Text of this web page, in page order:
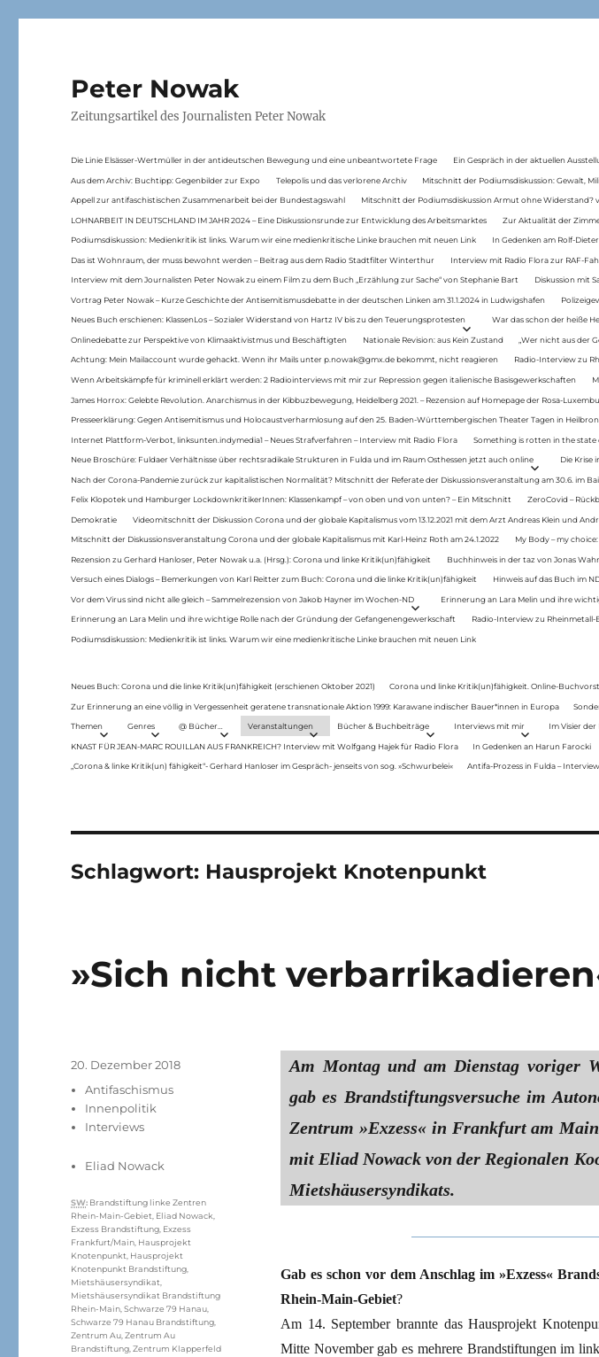
Peter Nowak
Zeitungsartikel des Journalisten Peter Nowak
Die Linie Elsässer-Wertmüller in der antideutschen Bewegung und eine unbeantwortete Frage Ein Gespräch in der aktuellen
Aus dem Archiv: Buchtipp: Gegenbilder zur Expo Telepolis und das verlorene Archiv Mitschnitt der Podiumsdiskussion: Gewalt,
Appell zur antifaschistischen Zusammenarbeit bei der Bundestagswahl Mitschnitt der Podiumsdiskussion Armut ohne Widerstand?
LOHNARBEIT IN DEUTSCHLAND IM JAHR 2024 – Eine Diskussionsrunde zur Entwicklung des Arbeitsmarktes Zur Aktualität der
Podiumsdiskussion: Medienkritik ist links. Warum wir eine medienkritische Linke brauchen mit neuen Link In Gedenken am Rolf-
Das ist Wohnraum, der muss bewohnt werden – Beitrag aus dem Radio Stadtfilter Winterthur Interview mit Radio Flora zur RAF-
Interview mit dem Journalisten Peter Nowak zu einem Film zu dem Buch „Erzählung zur Sache“ von Stephanie Bart Diskussion mit
Vortrag Peter Nowak – Kurze Geschichte der Antisemitismusdebatte in der deutschen Linken am 31.1.2024 in Ludwigshafen
Neues Buch erschienen: KlassenLos – Sozialer Widerstand von Hartz IV bis zu den Teuerungsprotesten War das schon der heiße
Onlinedebatte zur Perspektive von Klimaaktivistmus und Beschäftigten Nationale Revision: aus Kein Zustand „Wer nicht aus der
Achtung: Mein Mailaccount wurde gehackt. Wenn ihr Mails unter p.nowak@gmx.de bekommt, nicht reagieren Radio-Interview zu
Wenn Arbeitskämpfe für kriminell erklärt werden: 2 Radiointerviews mit mir zur Repression gegen italienische Basisgewerkschaften
James Horrox: Gelebte Revolution. Anarchismus in der Kibbuzbewegung, Heidelberg 2021. – Rezension auf Homepage der Rosa-
Presseerklärung: Gegen Antisemitismus und Holocaustverharmlosung auf den 25. Baden-Württembergischen Theater Tagen in
Internet Plattform-Verbot, linksunten.indymedia1 – Neues Strafverfahren – Interview mit Radio Flora Something is rotten in the state
Neue Broschüre: Fuldaer Verhältnisse über rechtsradikale Strukturen in Fulda und im Raum Osthessen jetzt auch online Die Krise
Nach der Corona-Pandemie zurück zur kapitalistischen Normalität? Mitschnitt der Referate der Diskussionsveranstaltung am 30.6. im
Felix Klopotek und Hamburger LockdownkritikerInnen: Klassenkampf – von oben und von unten? – Ein Mitschnitt ZeroCovid –
Demokratie Videomitschnitt der Diskussion Corona und der globale Kapitalismus vom 13.12.2021 mit dem Arzt Andreas Klein und
Mitschnitt der Diskussionsveranstaltung Corona und der globale Kapitalismus mit Karl-Heinz Roth am 24.1.2022 My Body – my
Rezension zu Gerhard Hanloser, Peter Nowak u.a. (Hrsg.): Corona und linke Kritik(un)fähigkeit Buchhinweis in der taz von Jonas
Versuch eines Dialogs – Bemerkungen von Karl Reitter zum Buch: Corona und die linke Kritik(un)fähigkeit Hinweis auf das Buch im
Vor dem Virus sind nicht alle gleich – Sammelrezension von Jakob Hayner im Wochen-ND Erinnerung an Lara Melin und ihre
Erinnerung an Lara Melin und ihre wichtige Rolle nach der Gründung der Gefangenengewerkschaft Radio-Interview zu Rheinmetall-
Podiumsdiskussion: Medienkritik ist links. Warum wir eine medienkritische Linke brauchen mit neuen Link
Neues Buch: Corona und die linke Kritik(un)fähigkeit (erschienen Oktober 2021) Corona und linke Kritik(un)fähigkeit. Online-
Zur Erinnerung an eine völlig in Vergessenheit geratene transnationale Aktion 1999: Karawane indischer Bauer*innen in Europa
Themen Genres @ Bücher… Veranstaltungen Bücher & Buchbeiträge Interviews mit mir Im Visier der
KNAST FÜR JEAN-MARC ROUILLAN AUS FRANKREICH? Interview mit Wolfgang Hajek für Radio Flora In Gedenken an Harun Farocki
„Corona & linke Kritik(un) fähigkeit“- Gerhard Hanloser im Gespräch- jenseits von sog. »Schwurbelei« Antifa-Prozess in Fulda –
Schlagwort: Hausprojekt Knotenpunkt
»Sich nicht
Am Montag und am Dienstag voriger
gab es Brandstiftungsversuche im
Zentrum »Exzess« in Frankfurt am
mit Eliad Nowack von der Regionalen
Mietshäusersyndikats.
Gab es schon vor dem Anschlag im »Exzess«
Rhein-Main-Gebiet?
Am 14. September brannte das Hausprojekt
Mitte November gab es mehrere Brandstiftungen im
Veröffentlicht
20. Dezember 2018
Kategorien
Antifaschismus
Innenpolitik
Interviews
Eliad Nowack
Schlagwörter
SW: Brandstiftung linke Zentren
Rhein-Main-Gebiet Eliad Nowack
Exzess Brandstiftung Exzess
Frankfurt/Main Hausprojekt
Knotenpunkt Hausprojekt
Knotenpunkt Brandstiftung
Mietshäusersyndikat
Mietshäusersyndikat Brandstiftung
Rhein-Main ,Schwarze 79 Hanau
Schwarze 79 Hanau Brandstiftung
Zentrum Au ,Zentrum Au
Brandstiftung ,Zentrum Klapperfeld